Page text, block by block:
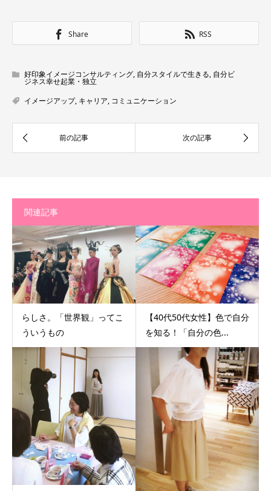
Share RSS
好印象イメージコンサルティング, 自分スタイルで生きる, 自分ビ
ジネス幸せ起業・独立
イメージアップ, キャリア, コミュニケーション
関連記事
らしさ。「世界観」ってこ
ういうもの
【40代50代女性】色で自分
を知る！「自分の色...